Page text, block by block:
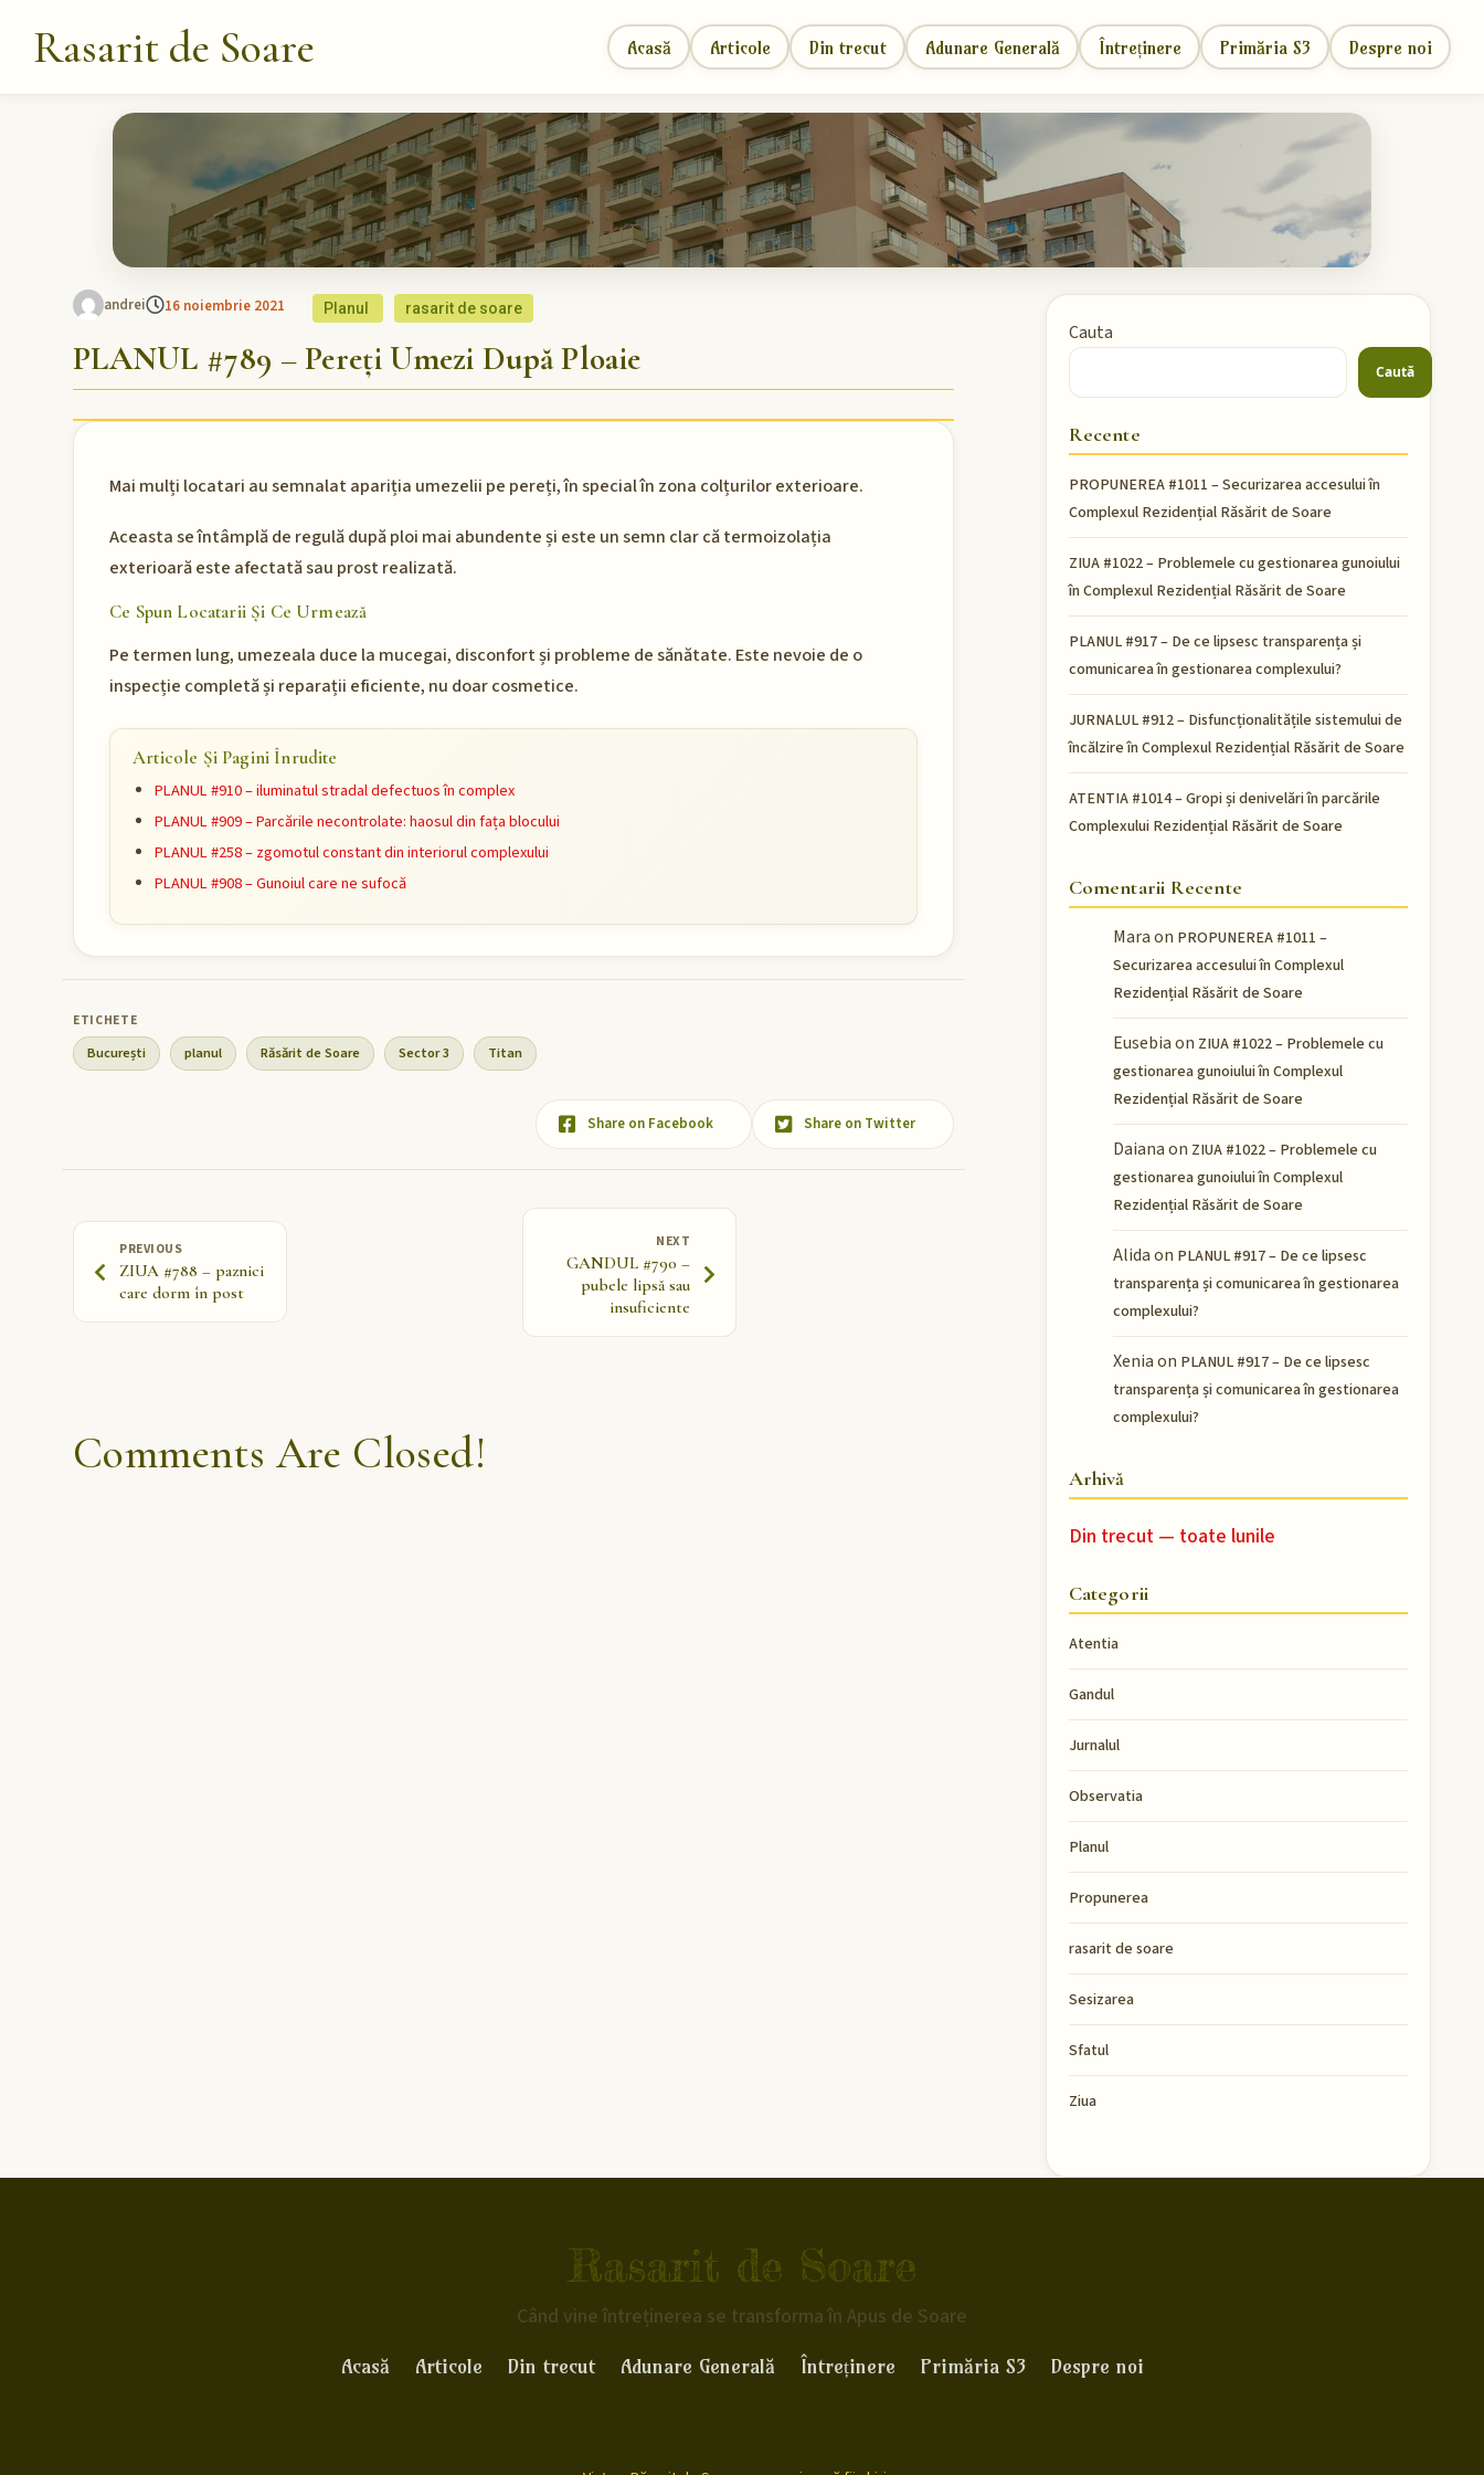
Rasarit de Soare Acasă Articole Din trecut Adunare Generală Întreținere Primăria S3 Despre noi
andrei 16 noiembrie 2021 Planul rasarit de soare
PLANUL #789 – Pereți Umezi După Ploaie
Mai mulți locatari au semnalat apariția umezelii pe pereți, în special în zona colțurilor exterioare.
Aceasta se întâmplă de regulă după ploi mai abundente și este un semn clar că termoizolația
exterioară este afectată sau prost realizată.
Ce Spun Locatarii Și Ce Urmează
Pe termen lung, umezeala duce la mucegai, disconfort și probleme de sănătate. Este nevoie de o
inspecție completă și reparații eficiente, nu doar cosmetice.
Articole Și Pagini Înrudite
PLANUL #910 – iluminatul stradal defectuos în complex
PLANUL #909 – Parcările necontrolate: haosul din fața blocului
PLANUL #258 – zgomotul constant din interiorul complexului
PLANUL #908 – Gunoiul care ne sufocă
București planul Răsărit de Soare Sector 3 Titan
Share on Facebook Share on Twitter
PREVIOUS
ZIUA #788 – paznici
care dorm în post
NEXT
GANDUL #790 –
pubele lipsă sau
insuficiente
Comments Are Closed!
Cauta
Caută
Recente
PROPUNEREA #1011 – Securizarea accesului în
Complexul Rezidențial Răsărit de Soare
ZIUA #1022 – Problemele cu gestionarea gunoiului
în Complexul Rezidențial Răsărit de Soare
PLANUL #917 – De ce lipsesc transparența și
comunicarea în gestionarea complexului?
JURNALUL #912 – Disfuncționalitățile sistemului de
încălzire în Complexul Rezidențial Răsărit de Soare
ATENTIA #1014 – Gropi și denivelări în parcările
Complexului Rezidențial Răsărit de Soare
Comentarii Recente
Maraon PROPUNEREA #1011 –
Securizarea accesului în Complexul
Rezidențial Răsărit de Soare
Eusebiaon ZIUA #1022 – Problemele cu
gestionarea gunoiului în Complexul
Rezidențial Răsărit de Soare
Daianaon ZIUA #1022 – Problemele cu
gestionarea gunoiului în Complexul
Rezidențial Răsărit de Soare
Alidaon PLANUL #917 – De ce lipsesc
transparența și comunicarea în gestionarea
complexului?
Xeniaon PLANUL #917 – De ce lipsesc
transparența și comunicarea în gestionarea
complexului?
Arhivă
Din trecut — toate lunile
Categorii
Atentia
Gandul
Jurnalul
Observatia
Planul
Propunerea
rasarit de soare
Sesizarea
Sfatul
Ziua
Rasarit de Soare
Când vine întreținerea se transforma în Apus de Soare
Acasă Articole Din trecut Adunare Generală Întreținere Primăria S3 Despre noi